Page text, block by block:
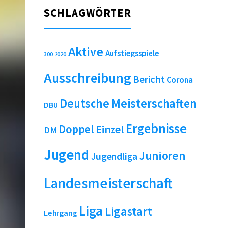
SCHLAGWÖRTER
300 2020 Aktive Aufstiegsspiele
Ausschreibung Bericht Corona
DBU Deutsche Meisterschaften
DM Doppel Einzel Ergebnisse
Jugend Jugendliga Junioren
Landesmeisterschaft
Lehrgang Liga Ligastart